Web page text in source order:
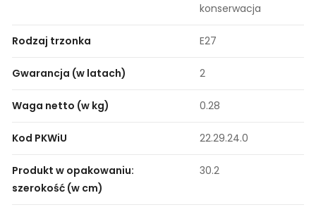
konserwacja
Rodzaj trzonka E27
Gwarancja (w latach) 2
Waga netto (w kg) 0.28
Kod PKWiU 22.29.24.0
Produkt w opakowaniu:
szerokość (w cm)
30.2